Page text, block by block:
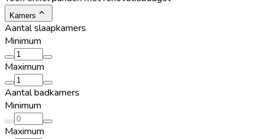
Kamers
Aantal slaapkamers
Minimum
Maximum
Aantal badkamers
Minimum
Maximum